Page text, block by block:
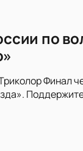
по
Финал